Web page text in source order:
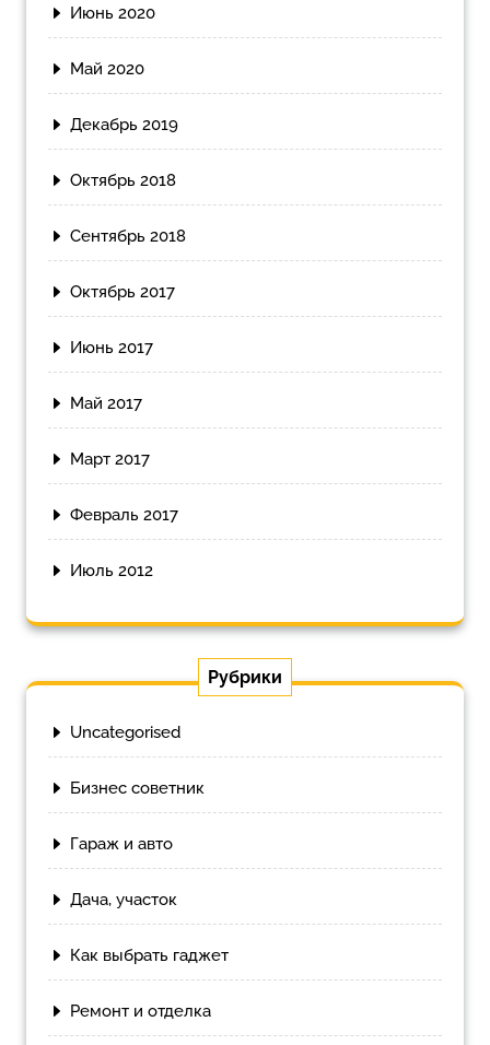
Июнь 2020
Май 2020
Декабрь 2019
Октябрь 2018
Сентябрь 2018
Октябрь 2017
Июнь 2017
Май 2017
Март 2017
Февраль 2017
Июль 2012
Рубрики
Uncategorised
Бизнес советник
Гараж и авто
Дача, участок
Как выбрать гаджет
Ремонт и отделка